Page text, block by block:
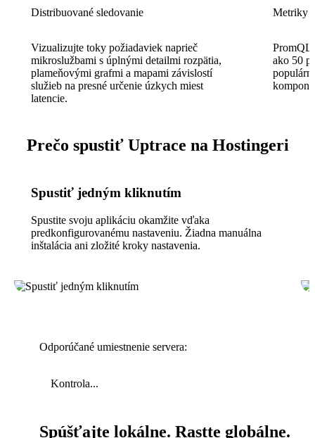
Distribuované sledovanie
Vizualizujte toky požiadaviek naprieč
mikroslužbami s úplnými detailmi rozpätia,
plameňovými grafmi a mapami závislostí
služieb na presné určenie úzkych miest
latencie.
Metriky
ako 50
Prečo spustiť Uptrace na Hostingeri
Spustiť jedným kliknutím
Spustite svoju aplikáciu okamžite vďaka
predkonfigurovanému nastaveniu. Žiadna manuálna
inštalácia ani zložité kroky nastavenia.
Odporúčané umiestnenie servera:
Kontrola...
Spúšťajte lokálne. Rastte globálne.